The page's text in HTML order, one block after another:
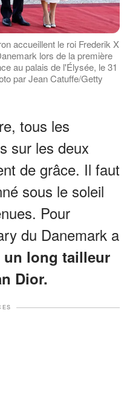
accueillent le roi Frederik X
lors de la première
au palais de l'Élysée, le 31
par Jean Catuffe/Getty
tous les
sur les deux
de grâce. Il faut
sous le soleil
Pour
du Danemark a
un long tailleur
Dior.